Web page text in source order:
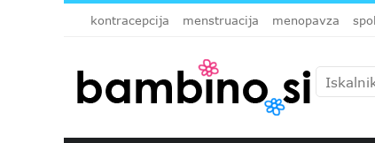
kontracepcija menstruacija menopavza